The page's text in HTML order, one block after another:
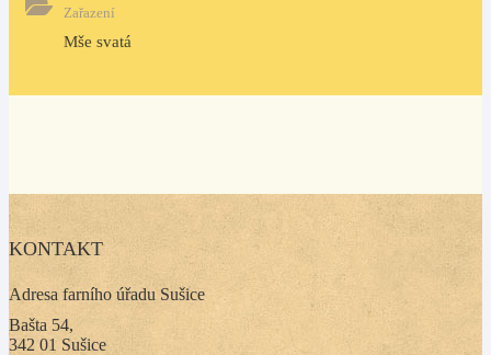
Zařazení
Mše svatá
KONTAKT
Adresa farního úřadu Sušice
Bašta 54,
342 01 Sušice